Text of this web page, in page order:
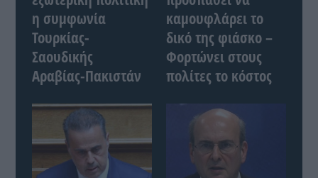
η συμφωνία
Τουρκίας-
Σαουδικής
Αραβίας-Πακιστάν
καμουφλάρει το
δικό της φιάσκο –
Φορτώνει στους
πολίτες το κόστος